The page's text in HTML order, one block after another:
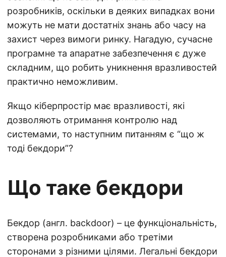
розробників, оскільки в деяких випадках вони
можуть не мати достатніх знань або часу на
захист через вимоги ринку. Нагадую, сучасне
програмне та апаратне забезпечення є дуже
складним, що робить уникнення вразливостей
практично неможливим.
Якщо кіберпростір має вразливості, які
дозволяють отримання контролю над
системами, то наступним питанням є “що ж
тоді бекдори”?
Що таке бекдори
Бекдор (англ. backdoor) – це функціональність,
створена розробниками або третіми
сторонами з різними цілями. Легальні бекдори